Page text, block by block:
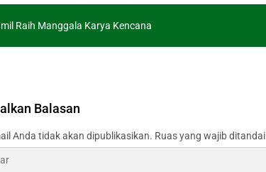
Raih Manggala Karya Kencana
Balasan
Anda tidak akan dipublikasikan. Ruas yang wajib ditandai